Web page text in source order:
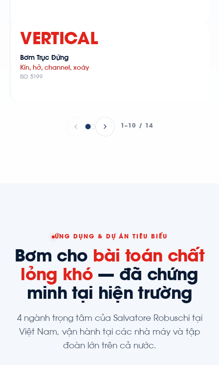
VERTICAL
Bơm Trục Đứng
Kín, hở, channel, xoáy
ISO 5199
1–10 / 14
ỨNG DỤNG & DỰ ÁN TIÊU BIỂU
Bơm cho bài toán chất
lỏng khó — đã chứng
minh tại hiện trường
4 ngành trọng tâm của Salvatore Robuschi tại
Việt Nam, vận hành tại các nhà máy và tập
đoàn lớn trên cả nước.